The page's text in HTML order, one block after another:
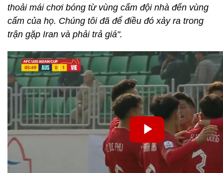
thoải mái chơi bóng từ vùng cấm đội nhà đến vùng
cấm của họ. Chúng tôi đã để điều đó xảy ra trong
trận gặp Iran và phải trả giá".